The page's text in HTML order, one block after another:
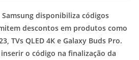
disponibiliza códigos
descontos em produtos como
TVs QLED 4K e Galaxy Buds Pro.
o código na finalização da